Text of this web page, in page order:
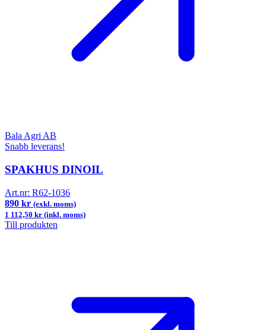
Bala Agri AB
Snabb leverans!
SPAKHUS DINOIL
Art.nr: R62-1036
890 kr (exkl. moms)
1 112,50 kr (inkl. moms)
Till produkten